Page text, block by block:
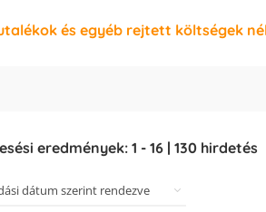
és egyéb rejtett költségek
eredmények: 1 - 16| 130hirdetés